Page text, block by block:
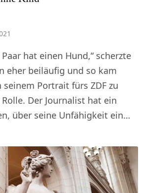
hat einen Hund,“ scherzte
eher beiläufig und so kam
seinem Portrait fürs ZDF zu
Der Journalist hat ein
über seine Unfähigkeit ein…